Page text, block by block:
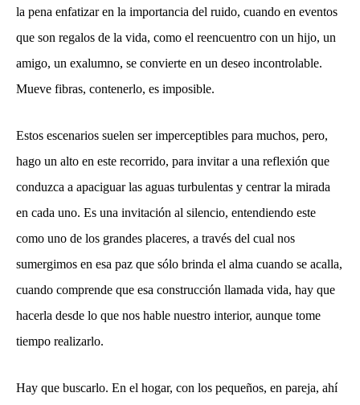
la pena enfatizar en la importancia del ruido, cuando en eventos
que son regalos de la vida, como el reencuentro con un hijo, un
amigo, un exalumno, se convierte en un deseo incontrolable.
Mueve fibras, contenerlo, es imposible.
Estos escenarios suelen ser imperceptibles para muchos, pero,
hago un alto en este recorrido, para invitar a una reflexión que
conduzca a apaciguar las aguas turbulentas y centrar la mirada
en cada uno. Es una invitación al silencio, entendiendo este
como uno de los grandes placeres, a través del cual nos
sumergimos en esa paz que sólo brinda el alma cuando se acalla,
cuando comprende que esa construcción llamada vida, hay que
hacerla desde lo que nos hable nuestro interior, aunque tome
tiempo realizarlo.
Hay que buscarlo. En el hogar, con los pequeños, en pareja, ahí